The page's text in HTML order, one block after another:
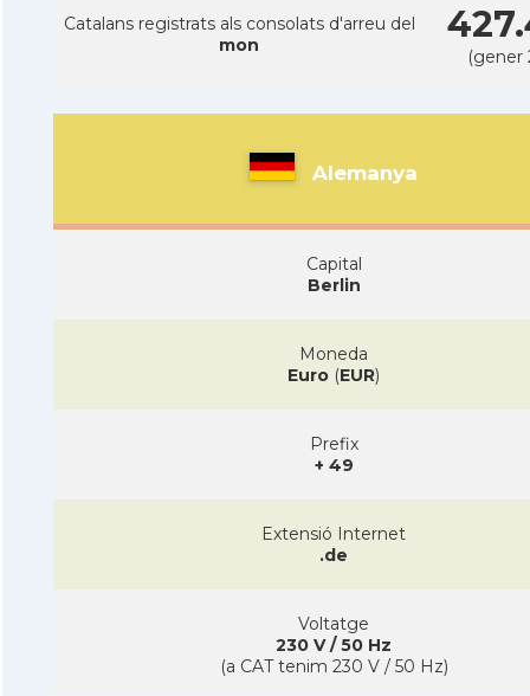
Catalans registrats als consolats d'arreu del
mon
(gener
Alemanya
Capital
Berlin
Moneda
Euro (EUR)
Prefix
+ 49
Extensió Internet
.de
Voltatge
230 V / 50 Hz
(a CAT tenim 230 V / 50 Hz)